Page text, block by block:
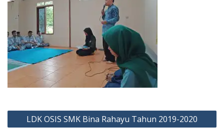
Navigasi
pos
LDK OSIS SMK Bina Rahayu Tahun 2019-2020